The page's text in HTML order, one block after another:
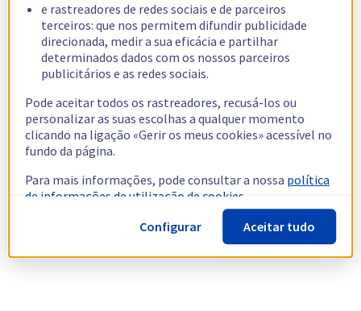
e rastreadores de redes sociais e de parceiros
terceiros: que nos permitem difundir publicidade
direcionada, medir a sua eficácia e partilhar
determinados dados com os nossos parceiros
publicitários e as redes sociais.
Pode aceitar todos os rastreadores, recusá-los ou
personalizar as suas escolhas a qualquer momento
clicando na ligação «Gerir os meus cookies» acessível no
fundo da página.
Para mais informações, pode consultar a nossa política
de informações de utilização de cookies.
Configurar
Aceitar tudo